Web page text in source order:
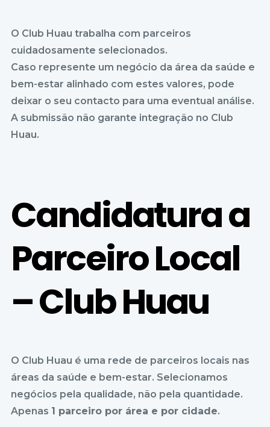
O Club Huau trabalha com parceiros
cuidadosamente selecionados.
Caso represente um negócio da área da saúde e
bem-estar alinhado com estes valores, pode
deixar o seu contacto para uma eventual análise.
A submissão não garante integração no Club
Huau.
Candidatura a
Parceiro Local
– Club Huau
O Club Huau é uma rede de parceiros locais nas
áreas da saúde e bem-estar. Selecionamos
negócios pela qualidade, não pela quantidade.
Apenas 1 parceiro por área e por cidade.